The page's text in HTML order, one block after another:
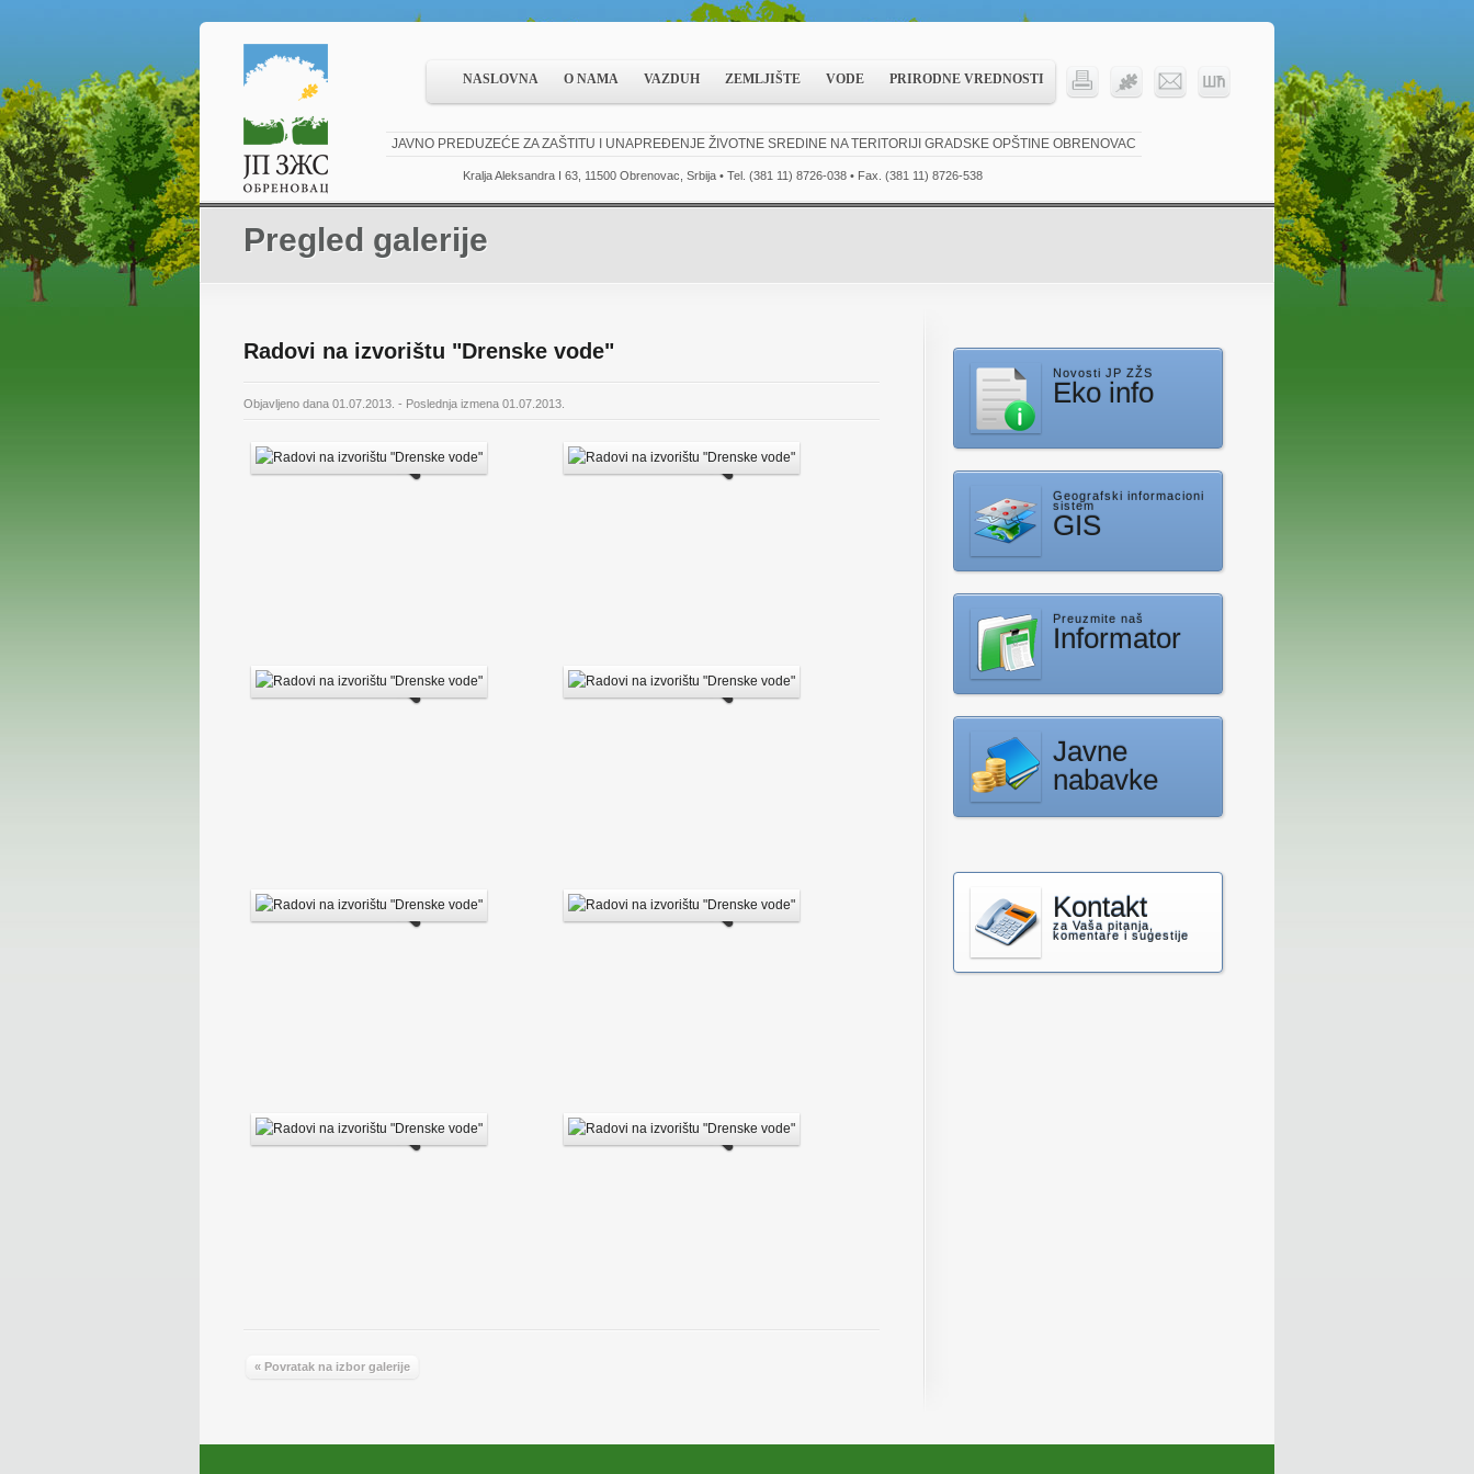
JAVNO PREDUZEĆE ZA ZAŠTITU I UNAPREĐENJE ŽIVOTNE SREDINE NA TERITORIJI GRADSKE OPŠTINE OBRENOVAC
Kralja Aleksandra I 63, 11500 Obrenovac, Srbija • Tel. (381 11) 8726-038 • Fax. (381 11) 8726-538
NASLOVNA O NAMA VAZDUH ZEMLJIŠTE VODE PRIRODNE VREDNOSTI
Pregled galerije
Radovi na izvorištu "Drenske vode"
Objavljeno dana 01.07.2013. - Poslednja izmena 01.07.2013.
« Povratak na izbor galerije
Novosti JP ZŽS
Eko info
Geografski informacioni
sistem
GIS
Preuzmite naš
Informator
Javne
nabavke
Kontakt
za Vaša pitanja,
komentare i sugestije